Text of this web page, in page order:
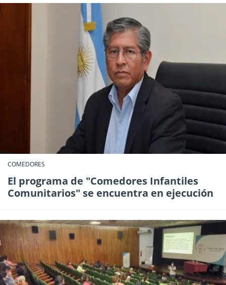
COMEDORES
El programa de "Comedores Infantiles
Comunitarios" se encuentra en ejecución